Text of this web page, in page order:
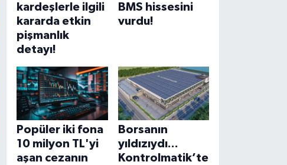
kardeşlerle ilgili
kararda etkin
pişmanlık
detayı!
BMS hissesini
vurdu!
Popüler iki fona
10 milyon TL'yi
aşan cezanın
Borsanın
yıldızıydı...
Kontrolmatik’te